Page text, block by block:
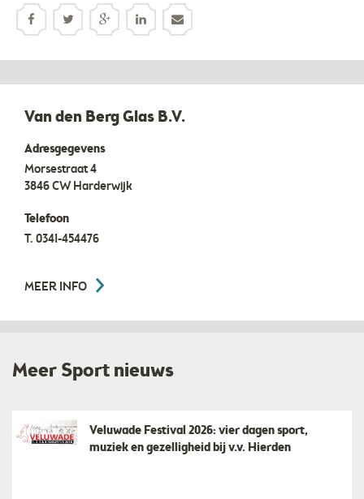
Van den Berg Glas B.V.
Adresgegevens
Morsestraat 4
3846 CW Harderwijk
Telefoon
T. 0341-454476
MEER INFO
Meer Sport nieuws
Veluwade Festival 2026: vier dagen sport,
muziek en gezelligheid bij v.v. Hierden